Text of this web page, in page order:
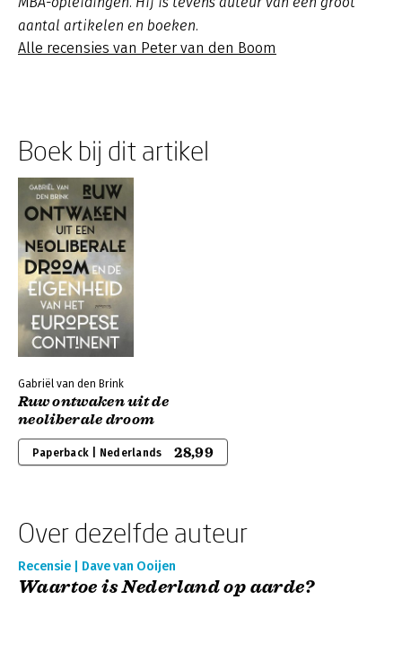
aantal artikelen en boeken.
Alle recensies van Peter van den Boom
Boek bij dit artikel
Gabriël van den Brink
Ruw ontwaken uit de
neoliberale droom
Paperback | Nederlands 28,99
Over dezelfde auteur
Recensie | Dave van Ooijen
Waartoe is Nederland op aarde?